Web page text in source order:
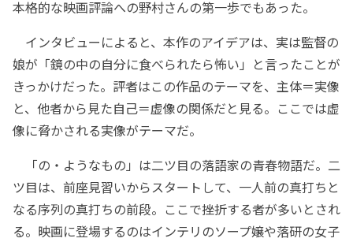
本格的な映画評論への野村さんの第一歩でもあった。
インタビューによると、本作のアイデアは、実は監督の
娘が「鏡の中の自分に食べられたら怖い」と言ったことが
きっかけだった。評者はこの作品のテーマを、主体＝実像
と、他者から見た自己＝虚像の関係だと見る。ここでは虚
像に脅かされる実像がテーマだ。
「の・ようなもの」は二ツ目の落語家の青春物語だ。二
ツ目は、前座見習いからスタートして、一人前の真打ちと
なる序列の真打ちの前段。ここで挫折する者が多いとされ
る。映画に登場するのはインテリのソープ嬢や落研の女子